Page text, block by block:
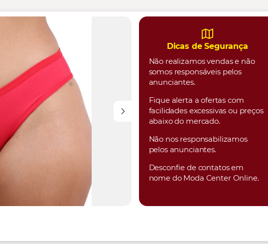
Dicas de Segurança
Não realizamos vendas e não
somos responsáveis pelos
anunciantes.
Fique alerta a ofertas com
facilidades excessivas ou preços
abaixo do mercado.
Não nos responsabilizamos
pelos anunciantes.
Desconfie de contatos em
nome do Moda Center Online.